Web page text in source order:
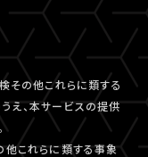
その他これらに類する
え、本サービスの提供
他これらに類する事象